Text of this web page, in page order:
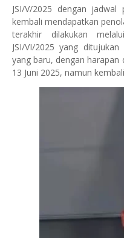
JSI/V/2025 dengan
kembali mendapatkan
terakhir dilakukan
JSI/VI/2025 yang
yang baru, dengan
13 Juni 2025, namun